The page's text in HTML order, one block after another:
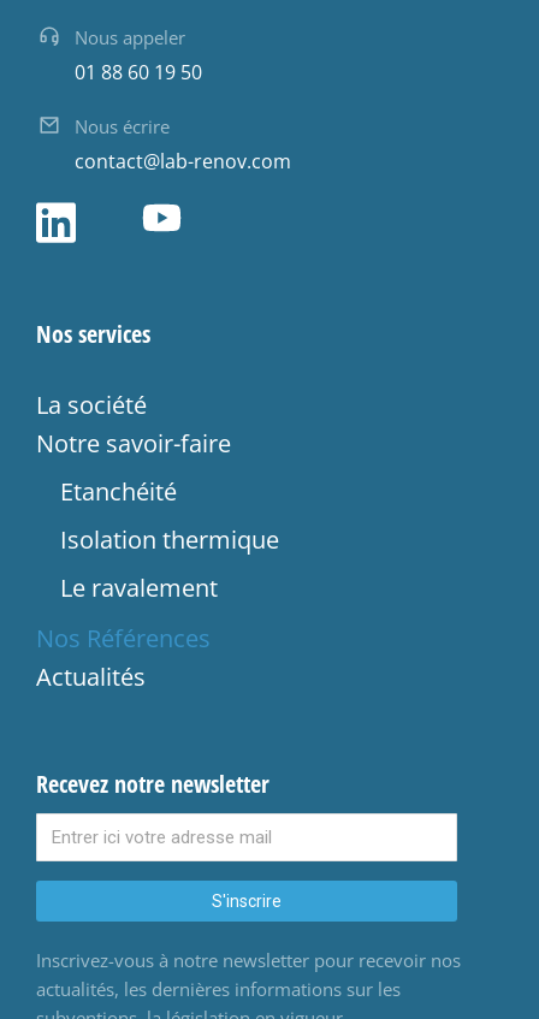
Nous appeler
01 88 60 19 50
Nous écrire
contact@lab-renov.com
Nos services
La société
Notre savoir-faire
Etanchéité
Isolation thermique
Le ravalement
Nos Références
Actualités
Recevez notre newsletter
S'inscrire
Inscrivez-vous à notre newsletter pour recevoir nos
actualités, les dernières informations sur les